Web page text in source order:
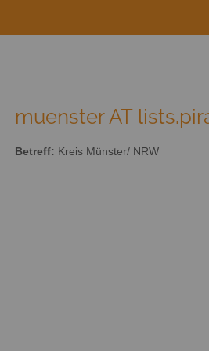
muenster AT
Betreff: Kreis Münster/ NRW